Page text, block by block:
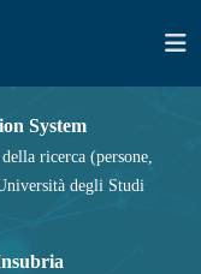
System
ricerca (persone,
degli Studi